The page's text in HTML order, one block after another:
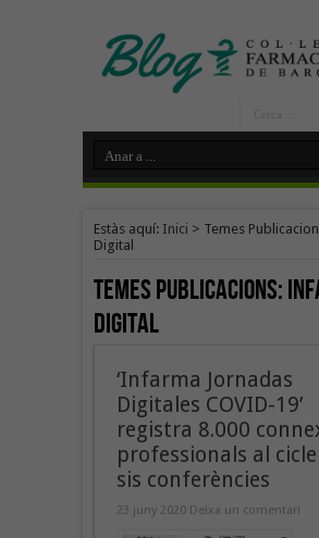
Estàs aquí: Inici > Temes
Digital
Temes Publicacions:
Digital
‘Infarma Jornadas
Digitales COVID-19’
registra 8.000
professionals al
sis conferències
23 juny 2020 Deixa un comentari